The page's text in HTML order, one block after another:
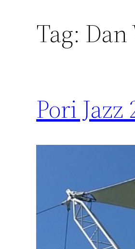
Tag: Dan
Pori